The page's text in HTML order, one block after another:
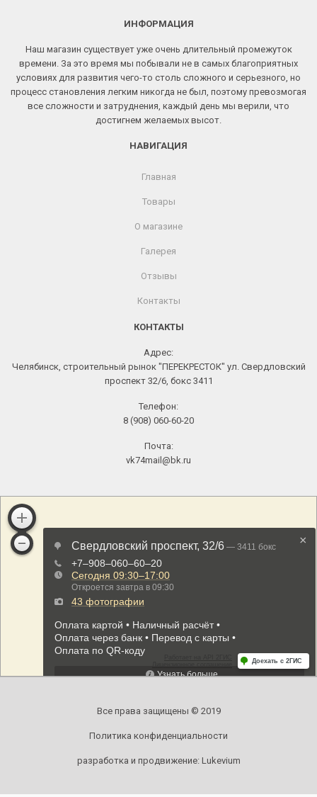
ИНФОРМАЦИЯ
Наш магазин существует уже очень длительный промежуток
времени. За это время мы побывали не в самых благоприятных
условиях для развития чего-то столь сложного и серьезного, но
процесс становления легким никогда не был, поэтому превозмогая
все сложности и затруднения, каждый день мы верили, что
достигнем желаемых высот.
НАВИГАЦИЯ
Главная
Товары
О магазине
Галерея
Отзывы
Контакты
КОНТАКТЫ
Адрес:
Челябинск, строительный рынок "ПЕРЕКРЕСТОК" ул. Свердловский
проспект 32/6, бокс 3411
Телефон:
8 (908) 060-60-20
Почта:
vk74mail@bk.ru
Все права защищены © 2019
Политика конфиденциальности
разработка и продвижение: Lukevium